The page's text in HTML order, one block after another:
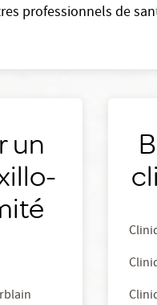
professionnels de
un